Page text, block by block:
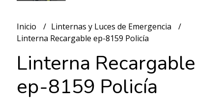
Inicio
Linternas y Luces de Emergencia
Linterna Recargable ep-8159 Policía
Linterna Recargable
ep-8159 Policía